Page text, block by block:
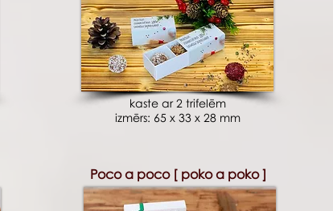
kaste ar 2 trifelēm
izmērs: 65 x 33 x 28 mm
Poco a poco [ poko a poko ]